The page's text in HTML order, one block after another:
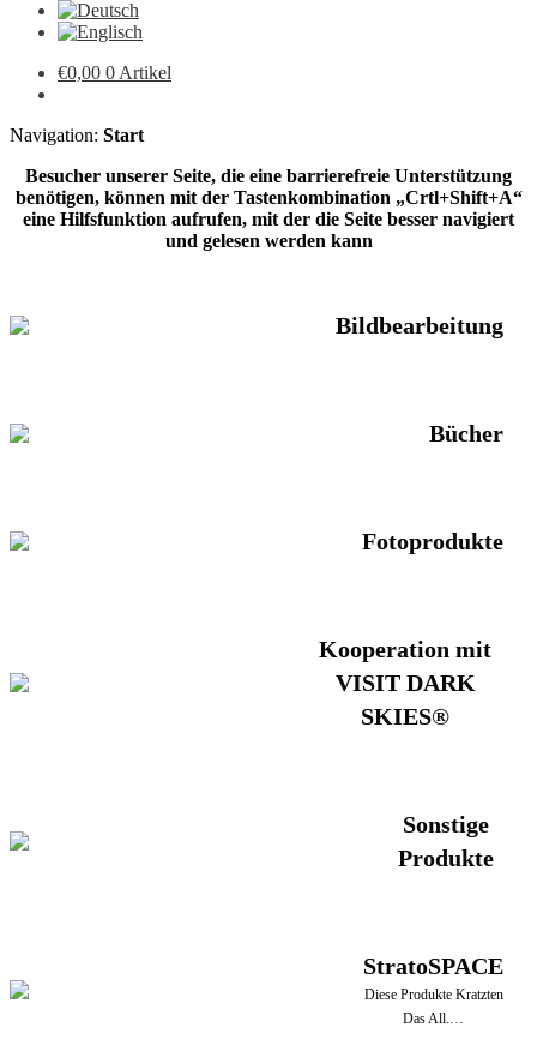
€0,00 0 Artikel
Navigation: Start
Besucher unserer Seite, die eine barrierefreie Unterstützung
benötigen, können mit der Tastenkombination „Crtl+Shift+A“
eine Hilfsfunktion aufrufen, mit der die Seite besser navigiert
und gelesen werden kann
Bildbearbeitung
Bücher
Fotoprodukte
Kooperation mit
VISIT DARK
SKIES®
Sonstige
Produkte
StratoSPACE
Diese Produkte Kratzten
Das All.…